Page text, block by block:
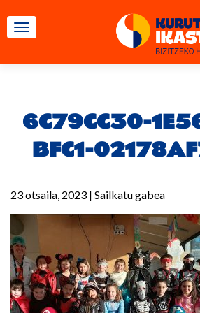
TOGGLE NAVIGATION
6C79CC30-
BFC1-
23 otsaila, 2023 | Sailkatu gabea